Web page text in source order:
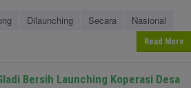
Dilaunching Secara Nasional
Read More
Bersih Launching Koperasi Desa